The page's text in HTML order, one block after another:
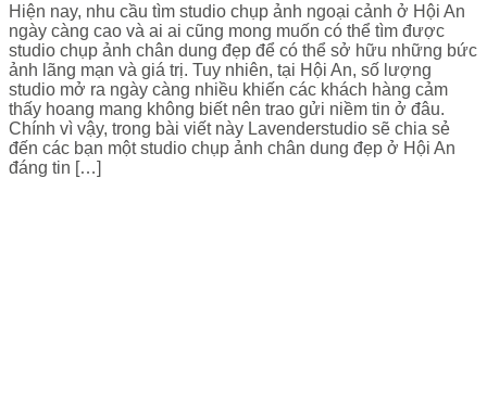
Hiện nay, nhu cầu tìm studio chụp ảnh ngoại cảnh ở Hội An
ngày càng cao và ai ai cũng mong muốn có thể tìm được
studio chụp ảnh chân dung đẹp để có thể sở hữu những bức
ảnh lãng mạn và giá trị. Tuy nhiên, tại Hội An, số lượng
studio mở ra ngày càng nhiều khiến các khách hàng cảm
thấy hoang mang không biết nên trao gửi niềm tin ở đâu.
Chính vì vậy, trong bài viết này Lavenderstudio sẽ chia sẻ
đến các bạn một studio chụp ảnh chân dung đẹp ở Hội An
đáng tin […]